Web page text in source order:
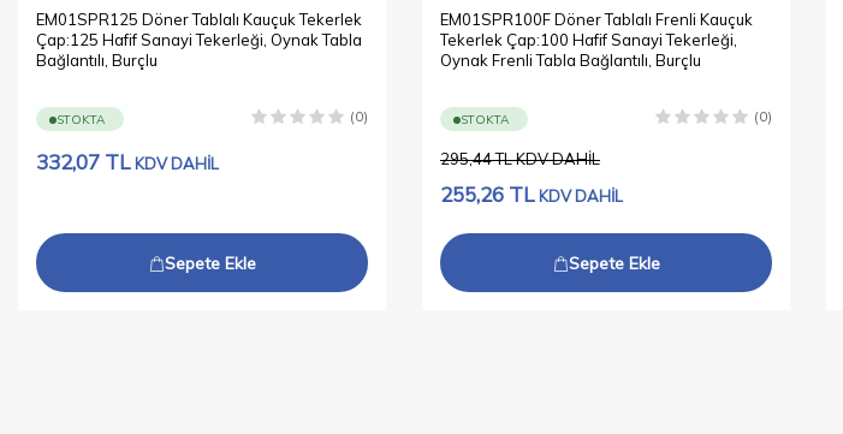
EM01SPR125 Döner Tablalı Kauçuk Tekerlek
Çap:125 Hafif Sanayi Tekerleği, Oynak Tabla
Bağlantılı, Burçlu
STOKTA (0)
332,07 TL KDV DAHİL
Sepete Ekle
EM01SPR100F Döner Tablalı Frenli Kauçuk
Tekerlek Çap:100 Hafif Sanayi Tekerleği,
Oynak Frenli Tabla Bağlantılı, Burçlu
STOKTA (0)
295,44TLKDV DAHİL
255,26 TL KDV DAHİL
Sepete Ekle